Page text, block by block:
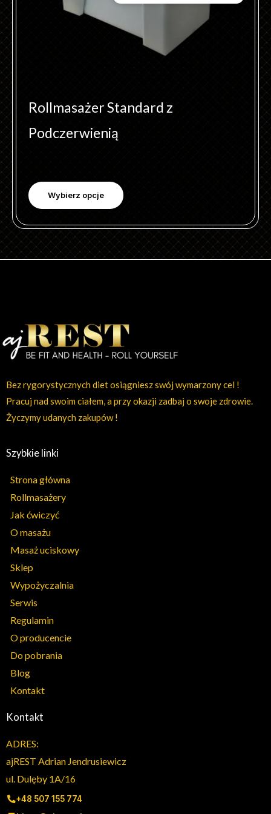
Rollmasażer Standard z
Podczerwienią
Wybierz opcje
stronie
produktu
Bez rygorystycznych diet osiągniesz swój wymarzony cel !
Pracuj nad swoim ciałem, a przy okazji zadbaj o swoje zdrowie.
Życzymy udanych zakupów !
Szybkie linki
Strona główna
Rollmasażery
Jak ćwiczyć
O masażu
Masaż uciskowy
Sklep
Wypożyczalnia
Serwis
Regulamin
O producencie
Do pobrania
Blog
Kontakt
Kontakt
ADRES:
ajREST Adrian Jendrusiewicz
ul. Dulęby 1A/16
+48 507 155 774